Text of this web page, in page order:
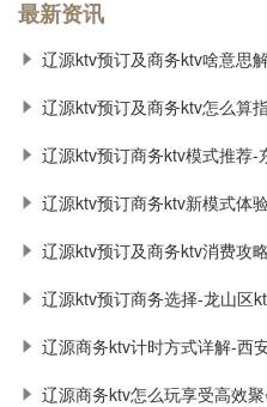
最新资讯
辽源ktv预订及商务ktv啥意思解
辽源ktv预订及商务ktv怎么算指
辽源ktv预订商务ktv模式推荐-
辽源ktv预订商务ktv新模式体
辽源ktv预订及商务ktv消费攻
辽源ktv预订商务选择-龙山区
辽源商务ktv计时方式详解-西
辽源商务ktv怎么玩享受高效